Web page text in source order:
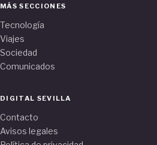
MÁS SECCIONES
Tecnología
Viajes
Sociedad
Comunicados
DIGITAL SEVILLA
Contacto
Avisos legales